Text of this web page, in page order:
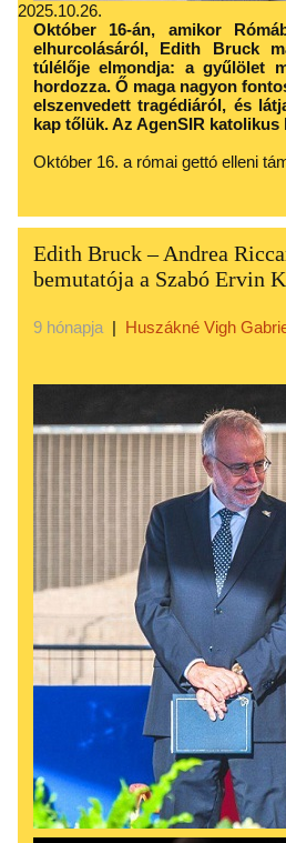
2025.10.26.
Október 16-án, amikor
elhurcolásáról, Edith Bruck
túlélője elmondja: a gyűlölet
hordozza. Ő maga nagyon
elszenvedett tragédiáról, és
kap tőlük. Az AgenSIR
Október 16. a római gettó elleni
Edith Bruck – Andrea
bemutatója a Szabó Ervin
9 hónapja | Huszákné Vigh